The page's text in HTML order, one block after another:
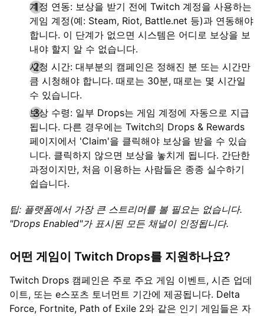
계정 연동: 보상을 받기 전에 Twitch 계정을 사용하는
게임 계정(예: Steam, Riot, Battle.net 등)과 연동해야
합니다. 이 단계가 없으면 시스템은 어디로 보상을 보
내야 할지 알 수 없습니다.
시청 시간: 대부분의 캠페인은 정해진 분 또는 시간만
큼 시청해야 합니다. 때로는 30분, 때로는 몇 시간일
수 있습니다.
보상 수령: 일부 Drops는 게임 계정에 자동으로 지급
됩니다. 다른 경우에는 Twitch의 Drops & Rewards
페이지에서 'Claim'을 클릭해야 보상을 받을 수 있습
니다. 클릭하지 않으면 보상을 놓치게 됩니다. 간단한
과정이지만, 처음 이용하는 사람들은 종종 실수하기
쉽습니다.
팁: 플랫폼에서 가장 큰 스트리머를 볼 필요는 없습니다.
"Drops Enabled"가 표시된 모든 채널이 인정됩니다.
어떤 게임이 Twitch Drops를 지원하나요?
Twitch Drops 캠페인은 주로 주요 게임 이벤트, 시즌 업데
이트, 또는 e스포츠 토너먼트 기간에 제공됩니다. Delta
Force, Fortnite, Path of Exile 2와 같은 인기 게임들은 자